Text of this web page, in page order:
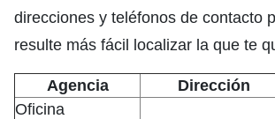
direcciones y teléfonos de contacto
resulte más fácil localizar la que te
Agencia Dirección
Oficina